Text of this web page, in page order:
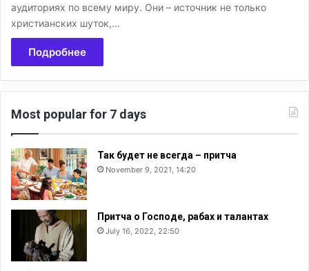
аудиториях по всему миру. Они – источник не только
христианских шуток,…
Подробнее
Most popular for 7 days
Так будет не всегда – притча
November 9, 2021, 14:20
Притча о Господе, рабах и талантах
July 16, 2022, 22:50